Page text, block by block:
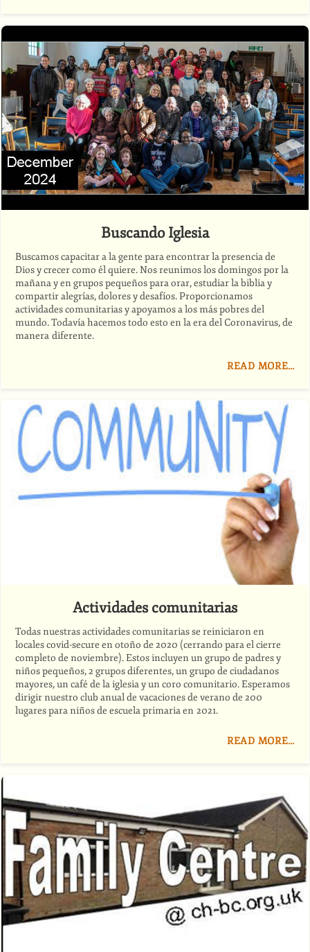
Buscando Iglesia
Buscamos capacitar a la gente para encontrar la presencia de
Dios y crecer como él quiere. Nos reunimos los domingos por la
mañana y en grupos pequeños para orar, estudiar la biblia y
compartir alegrías, dolores y desafíos. Proporcionamos
actividades comunitarias y apoyamos a los más pobres del
mundo. Todavía hacemos todo esto en la era del Coronavirus, de
manera diferente.
READ MORE…
Actividades comunitarias
Todas nuestras actividades comunitarias se reiniciaron en
locales covid-secure en otoño de 2020 (cerrando para el cierre
completo de noviembre). Estos incluyen un grupo de padres y
niños pequeños, 2 grupos diferentes, un grupo de ciudadanos
mayores, un café de la iglesia y un coro comunitario. Esperamos
dirigir nuestro club anual de vacaciones de verano de 200
lugares para niños de escuela primaria en 2021.
READ MORE…